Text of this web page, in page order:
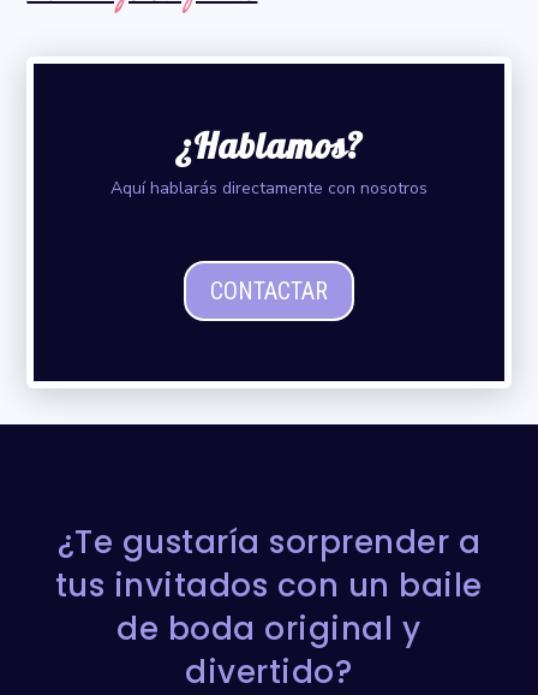
¿Hablamos?
Aquí hablarás directamente con nosotros
CONTACTAR
¿Te gustaría sorprender a
tus invitados con un baile
de boda original y
divertido?